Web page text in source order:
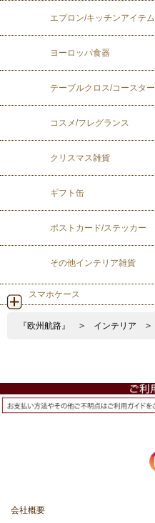
エプロン/キッチンアイテム
ヨーロッパ食器
テーブルクロス/コースター
コスメ/フレグランス
クリスマス雑貨
ギフト缶
ポストカード/ステッカー
その他インテリア雑貨
スマホケース
『欧州航路』 > インテリア >
会社概要